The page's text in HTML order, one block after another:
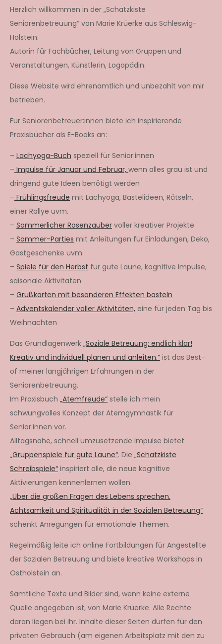
der
Beiträge
Herzlich willkommen in der „Schatzkiste
Seniorenbetreuung“ von Marie Krüerke aus Schleswig-
Holstein:
Autorin für Fachbücher, Leitung von Gruppen und
Veranstaltungen, Künstlerin, Logopädin.
Diese Website wird ehrenamtlich und unbezahlt von mir
betrieben.
Für Seniorenbetreuer:innen biete ich inspirierende
Praxisbücher als E-Books an:
– Lachyoga-Buch speziell für Senior:innen
– Impulse für Januar und Februar, wenn alles grau ist und
dringend gute Ideen benötigt werden
– Frühlingsfreude mit Lachyoga, Bastelideen, Rätseln,
einer Rallye uvm.
– Sommerlicher Rosenzauber voller kreativer Projekte
– Sommer-Parties mit Anleitungen für Einladungen, Deko,
Gastgeschenke uvm.
– Spiele für den Herbst für gute Laune, kognitive Impulse,
saisonale Aktivitäten
– Grußkarten mit besonderen Effekten basteln
– Adventskalender voller Aktivitäten, eine für jeden Tag bis
Weihnachten
Das Grundlagenwerk „Soziale Betreuung: endlich klar!
Kreativ und individuell planen und anleiten.“ ist das Best-
of meiner langjährigen Erfahrungen in der
Seniorenbetreuung.
Im Praxisbuch „Atemfreude“ stelle ich mein
schwungvolles Konzept der Atemgymnastik für
Senior:innen vor.
Alltagsnahe, schnell umzusetzende Impulse bietet
„Gruppenspiele für gute Laune“. Die „Schatzkiste
Schreibspiele“ inspiriert alle, die neue kognitive
Aktivierungen kennenlernen wollen.
„Über die großen Fragen des Lebens sprechen.
Achtsamkeit und Spiritualität in der Sozialen Betreuung“
schenkt Anregungen für emotionale Themen.
Regelmäßig leite ich online Fortbildungen für Angestellte
der Sozialen Betreuung und biete kreative Workshops in
Ostholstein an.
Sämtliche Texte und Bilder sind, wenn keine externe
Quelle angegeben ist, von Marie Krüerke. Alle Rechte
daran liegen bei ihr. Inhalte dieser Seiten dürfen für den
privaten Gebrauch (am eigenen Arbeitsplatz mit den zu